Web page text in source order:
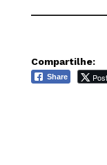
Compartilhe:
Share Post